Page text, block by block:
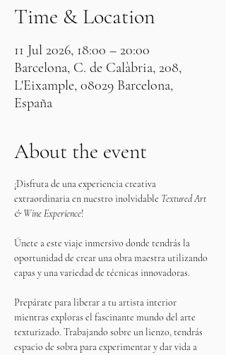
Time & Location
11 Jul 2026, 18:00 – 20:00
Barcelona, C. de Calàbria, 208,
L'Eixample, 08029 Barcelona,
España
About the event
¡Disfruta de una experiencia creativa
extraordinaria en nuestro inolvidable Textured Art
& Wine Experience!
Únete a este viaje inmersivo donde tendrás la
oportunidad de crear una obra maestra utilizando
capas y una variedad de técnicas innovadoras.
Prepárate para liberar a tu artista interior
mientras exploras el fascinante mundo del arte
texturizado. Trabajando sobre un lienzo, tendrás
espacio de sobra para experimentar y dar vida a